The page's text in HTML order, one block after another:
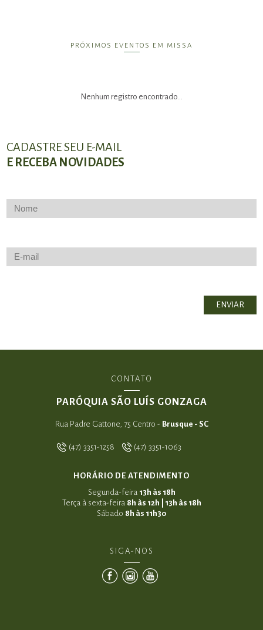
PRÓXIMOS EVENTOS EM MISSA
Nenhum registro encontrado...
CADASTRE SEU E-MAIL
E RECEBA NOVIDADES
CONTATO
PARÓQUIA SÃO LUÍS GONZAGA
Rua Padre Gattone, 75 Centro - Brusque - SC
(47) 3351-1258 (47) 3351-1063
HORÁRIO DE ATENDIMENTO
Segunda-feira 13h às 18h
Terça à sexta-feira 8h às 12h | 13h às 18h
Sábado 8h às 11h30
SIGA-NOS